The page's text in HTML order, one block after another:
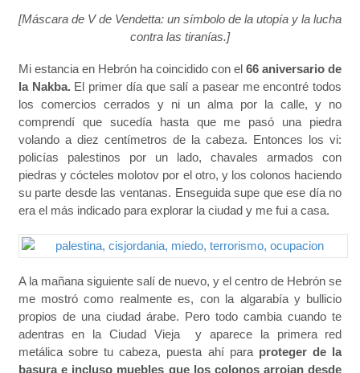
[Máscara de V de Vendetta: un símbolo de la utopía y la lucha
contra las tiranías.]
Mi estancia en Hebrón ha coincidido con el66 aniversario de
la Nakba. El primer día que salí a pasear me encontré todos
los comercios cerrados y ni un alma por la calle, y no
comprendí que sucedía hasta que me pasó una piedra
volando a diez centímetros de la cabeza. Entonces los vi:
policías palestinos por un lado, chavales armados con
piedras y cócteles molotov por el otro, y los colonos haciendo
su parte desde las ventanas. Enseguida supe que ese día no
era el más indicado para explorar la ciudad y me fui a casa.
A la mañana siguiente salí de nuevo, y el centro de Hebrón se
me mostró como realmente es, con la algarabía y bullicio
propios de una ciudad árabe. Pero todo cambia cuando te
adentras en la Ciudad Vieja y aparece la primera red
metálica sobre tu cabeza, puesta ahí para proteger de la
basura e incluso muebles que los colonos arrojan desde